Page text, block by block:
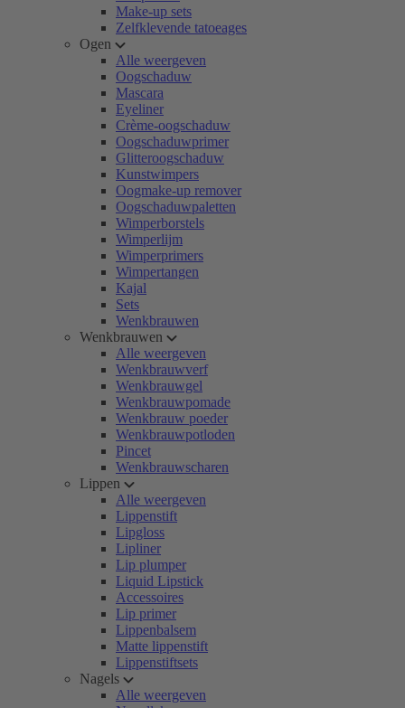
Make-up sets
Zelfklevende tatoeages
Ogen
Alle weergeven
Oogschaduw
Mascara
Eyeliner
Crème-oogschaduw
Oogschaduwprimer
Glitteroogschaduw
Kunstwimpers
Oogmake-up remover
Oogschaduwpaletten
Wimperborstels
Wimperlijm
Wimperprimers
Wimpertangen
Kajal
Sets
Wenkbrauwen
Wenkbrauwen
Alle weergeven
Wenkbrauwverf
Wenkbrauwgel
Wenkbrauwpomade
Wenkbrauw poeder
Wenkbrauwpotloden
Pincet
Wenkbrauwscharen
Lippen
Alle weergeven
Lippenstift
Lipgloss
Lipliner
Lip plumper
Liquid Lipstick
Accessoires
Lip primer
Lippenbalsem
Matte lippenstift
Lippenstiftsets
Nagels
Alle weergeven